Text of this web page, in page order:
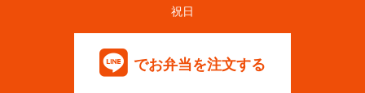
祝日
でお弁当を注文する